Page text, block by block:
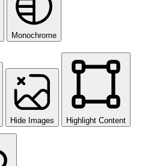
Monochrome
Hide Images Highlight Content